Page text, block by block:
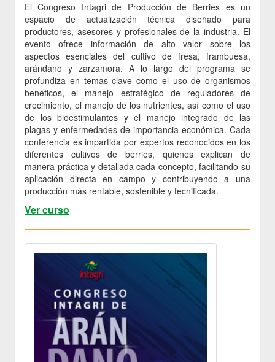
El Congreso Intagri de Producción de Berries es un
espacio de actualización técnica diseñado para
productores, asesores y profesionales de la industria. El
evento ofrece información de alto valor sobre los
aspectos esenciales del cultivo de fresa, frambuesa,
arándano y zarzamora. A lo largo del programa se
profundiza en temas clave como el uso de organismos
benéficos, el manejo estratégico de reguladores de
crecimiento, el manejo de los nutrientes, así como el uso
de los bioestimulantes y el manejo integrado de las
plagas y enfermedades de importancia económica. Cada
conferencia es impartida por expertos reconocidos en los
diferentes cultivos de berries, quienes explican de
manera práctica y detallada cada concepto, facilitando su
aplicación directa en campo y contribuyendo a una
producción más rentable, sostenible y tecnificada.
Ver curso